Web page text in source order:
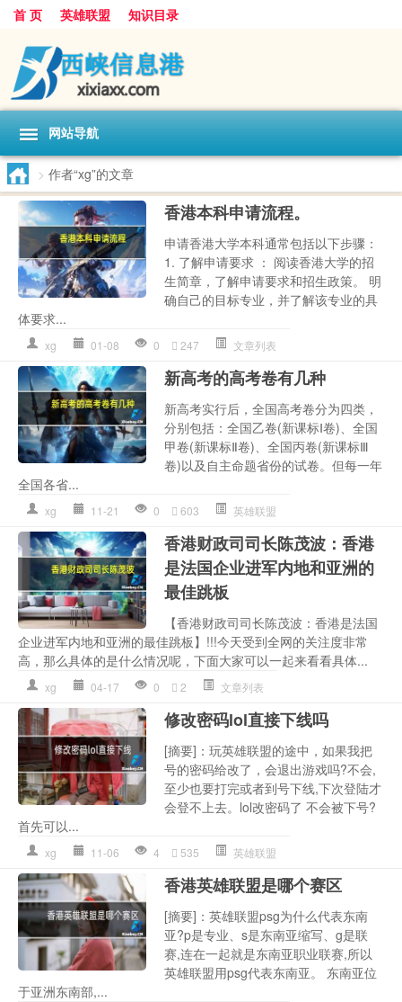
首 页 英雄联盟 知识目录
网站导航
> 作者“xg”的文章
香港本科申请流程。
申请香港大学本科通常包括以下步骤：
1. 了解申请要求 ： 阅读香港大学的招
生简章，了解申请要求和招生政策。 明
确自己的目标专业，并了解该专业的具
体要求...
xg 01-08 0 247 文章列表
新高考的高考卷有几种
新高考实行后，全国高考卷分为四类，
分别包括：全国乙卷(新课标Ⅰ卷)、全国
甲卷(新课标Ⅱ卷)、全国丙卷(新课标Ⅲ
卷)以及自主命题省份的试卷。但每一年
全国各省...
xg 11-21 0 603 英雄联盟
香港财政司司长陈茂波：香港
是法国企业进军内地和亚洲的
最佳跳板
【香港财政司司长陈茂波：香港是法国
企业进军内地和亚洲的最佳跳板】!!!今天受到全网的关注度非常
高，那么具体的是什么情况呢，下面大家可以一起来看看具体...
xg 04-17 0 2 文章列表
修改密码lol直接下线吗
[摘要]：玩英雄联盟的途中，如果我把
号的密码给改了，会退出游戏吗?不会,
至少也要打完或者到号下线,下次登陆才
会登不上去。lol改密码了 不会被下号?
首先可以...
xg 11-06 4 535 英雄联盟
香港英雄联盟是哪个赛区
[摘要]：英雄联盟psg为什么代表东南
亚?p是专业、s是东南亚缩写、g是联
赛,连在一起就是东南亚职业联赛,所以
英雄联盟用psg代表东南亚。 东南亚位
于亚洲东南部,...